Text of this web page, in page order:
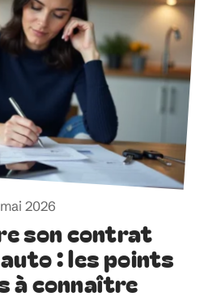
2026
son contrat
: les points
à connaître